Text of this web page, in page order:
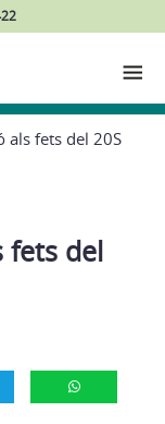
als fets del 20S
fets del